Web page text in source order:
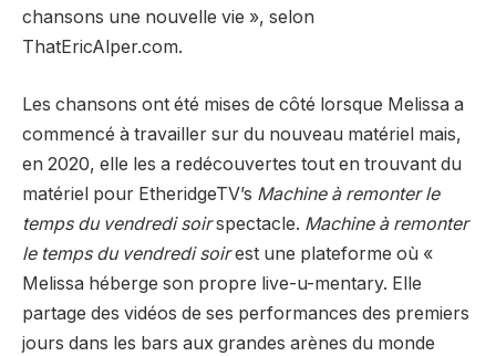
chansons une nouvelle vie », selon
ThatEricAlper.com.
Les chansons ont été mises de côté lorsque Melissa a
commencé à travailler sur du nouveau matériel mais,
en 2020, elle les a redécouvertes tout en trouvant du
matériel pour EtheridgeTV’s Machine à remonter le
temps du vendredi soir spectacle. Machine à remonter
le temps du vendredi soirest une plateforme où «
Melissa héberge son propre live-u-mentary. Elle
partage des vidéos de ses performances des premiers
jours dans les bars aux grandes arènes du monde